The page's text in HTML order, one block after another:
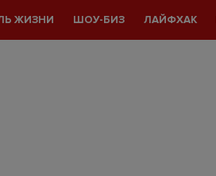
ЖИЗНИ ШОУ-БИЗ ЛАЙФХАК